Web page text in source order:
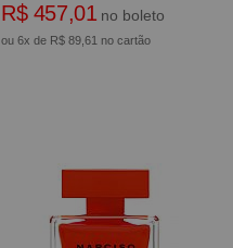
R$ 457,01 no boleto
ou 6x de R$ 89,61 no cartão